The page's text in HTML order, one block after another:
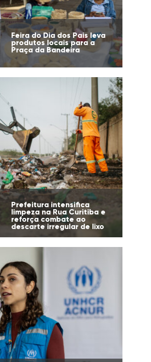
Feira do Dia dos Pais leva
produtos locais para a
Praça da Bandeira
Prefeitura intensifica
limpeza na Rua Curitiba e
reforça combate ao
descarte irregular de lixo